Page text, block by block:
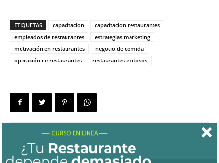
ETIQUETAS capacitacion
capacitacion restaurantes
empleados de restaurantes
estrategias marketing
motivación en restaurantes
negocio de comida
operación de restaurantes
restaurantes exitosos
Artículo anterior